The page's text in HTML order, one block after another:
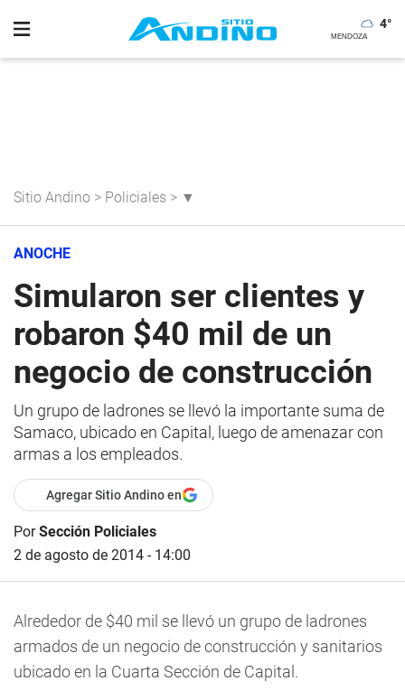
4°
Sitio Andino > Policiales > ▼
ANOCHE
Simularon ser clientes y
robaron $40 mil de un
negocio de construcción
Un grupo de ladrones se llevó la importante suma de
Samaco, ubicado en Capital, luego de amenazar con
armas a los empleados.
Agregar Sitio Andino en
PorSección Policiales
2 de agosto de 2014 - 14:00
Alrededor de $40 mil se llevó un grupo de ladrones
armados de un negocio de construcción y sanitarios
ubicado en la Cuarta Sección de Capital.